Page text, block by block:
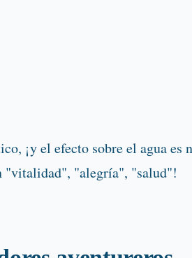
¡y el efecto sobre el agua es
"vitalidad", "alegría", "salud"!